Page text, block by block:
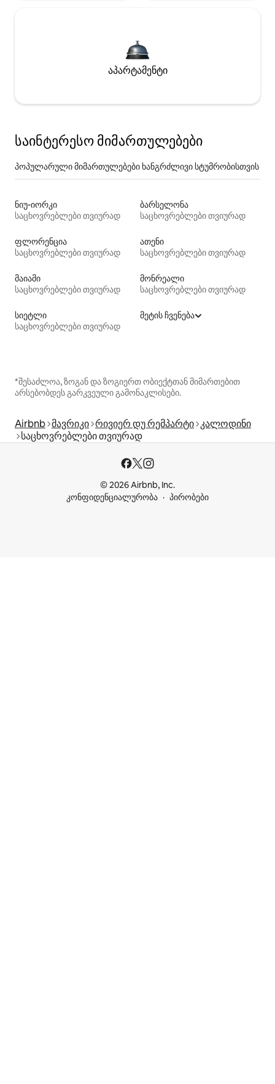
აპარტამენტი
საინტერესო მიმართულებები
პოპულარული მიმართულებები ხანგრძლივი სტუმრობისთვის
ნიუ-იორკი
საცხოვრებლები თვიურად
ბარსელონა
საცხოვრებლები თვიურად
ფლორენცია
საცხოვრებლები თვიურად
ათენი
საცხოვრებლები თვიურად
მაიამი
საცხოვრებლები თვიურად
მონრეალი
საცხოვრებლები თვიურად
სიეტლი
საცხოვრებლები თვიურად
მეტის ჩვენება
*შესაძლოა, ზოგან და ზოგიერთ ობიექტთან მიმართებით
არსებობდეს გარკვეული გამონაკლისები.
Airbnb მავრიკი რივიერ დუ რემპარტი კალოდინი
საცხოვრებლები თვიურად
© 2026 Airbnb, Inc.
კონფიდენციალურობა
პირობები